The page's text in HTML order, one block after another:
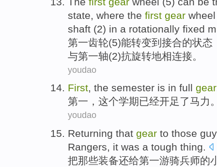
state where the first gear
shaft (2) in a rotationally fixed
第一齿轮(5)能转变到 接合的状态
与第一轴(2)抗旋转地相连接。
youdao
First, the semester is in full gear
第一 ， 这个学期已经开足了马力
youdao
Returning that gear to those
Rangers, it was a tough thing.
把那些装备还给第一游骑兵师的